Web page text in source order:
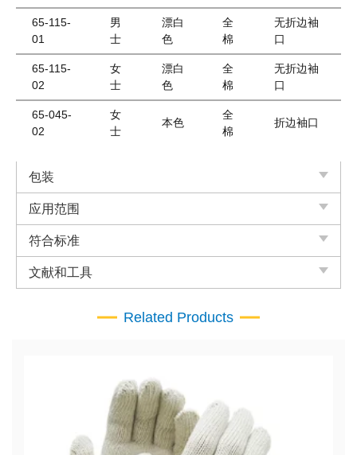
65-115-
01
男
士
漂白
色
全
棉
无折边袖
口
65-115-
02
女
士
漂白
色
全
棉
无折边袖
口
65-045-
02
女
士
本色
全
棉
折边袖口
包装
应用范围
符合标准
文献和工具
Related Products